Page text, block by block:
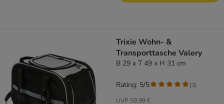
Trixie Wohn- &
Transporttasche Valery
B 29 x T 49 x H 31 cm
UVP 59,99 €
Rating: 5/5 (3)